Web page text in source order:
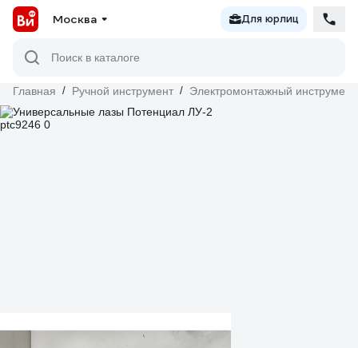
Москва Для юрлиц
Поиск в каталоге
Главная / Ручной инструмент / Электромонтажный инструмент